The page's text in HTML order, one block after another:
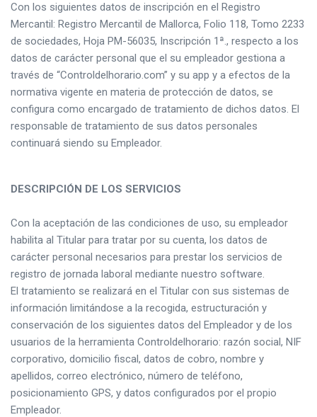
Con los siguientes datos de inscripción en el Registro
Mercantil: Registro Mercantil de Mallorca, Folio 118, Tomo 2233
de sociedades, Hoja PM-56035, Inscripción 1ª., respecto a los
datos de carácter personal que el su empleador gestiona a
través de “Controldelhorario.com” y su app y a efectos de la
normativa vigente en materia de protección de datos, se
configura como encargado de tratamiento de dichos datos. El
responsable de tratamiento de sus datos personales
continuará siendo su Empleador.
DESCRIPCIÓN DE LOS SERVICIOS
Con la aceptación de las condiciones de uso, su empleador
habilita al Titular para tratar por su cuenta, los datos de
carácter personal necesarios para prestar los servicios de
registro de jornada laboral mediante nuestro software.
El tratamiento se realizará en el Titular con sus sistemas de
información limitándose a la recogida, estructuración y
conservación de los siguientes datos del Empleador y de los
usuarios de la herramienta Controldelhorario: razón social, NIF
corporativo, domicilio fiscal, datos de cobro, nombre y
apellidos, correo electrónico, número de teléfono,
posicionamiento GPS, y datos configurados por el propio
Empleador.